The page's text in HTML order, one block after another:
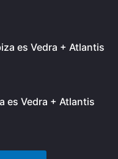
es Vedra + Atlantis